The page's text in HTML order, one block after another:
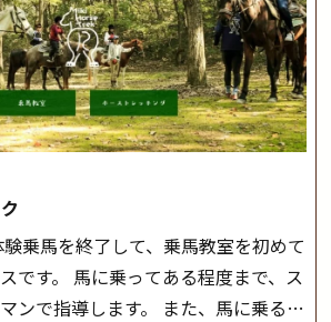
乗馬を終了して、乗馬教室を初めて
です。 馬に乗ってある程度まで、ス
ンで指導します。 また、馬に乗るだ